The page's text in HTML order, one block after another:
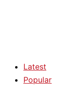
Latest
Popular